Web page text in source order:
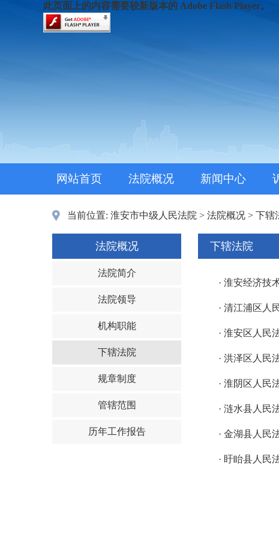
此页面上的内容需要较新版本的 Adobe Flash Player。
网站首页 法院概况 新闻中心
当前位置: 淮安市中级人民法院 > 法院概况 > 下辖
法院概况
法院简介
法院领导
机构职能
下辖法院
规章制度
管辖范围
历年工作报告
下辖法院
· 淮安经济技
· 清江浦区人
· 淮安区人民
· 洪泽区人民
· 淮阴区人民
· 涟水县人民
· 金湖县人民
· 盱眙县人民